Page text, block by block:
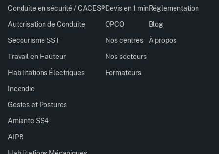
Conduite en sécurité / CACES®
Autorisation de Conduite
Secourisme SST
Travail en Hauteur
Habilitations Électriques
Incendie
Gestes et Postures
Amiante SS4
AIPR
Devis en 1 min
OPCO
Nos centres
Nos secteurs
Formateurs
Réglementation
Blog
À propos